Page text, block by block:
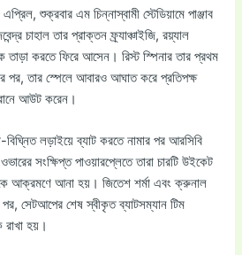
শুক্রবার এম চিন্নাস্বামী স্টেডিয়ামে পাঞ্জাব
চাহাল তার প্রাক্তন ফ্র্যাঞ্চাইজি, রয়্যাল
তাড়া করতে ফিরে আসেন। রিস্ট স্পিনার তার প্রথম
পর, তার স্পেলে আবারও আঘাত করে প্রতিপক্ষ
আউট করেন।
বিঘ্নিত লড়াইয়ে ব্যাট করতে নামার পর আরসিবি
সংক্ষিপ্ত পাওয়ারপ্লেতে তারা চারটি উইকেট
আক্রমণে আনা হয়। জিতেশ শর্মা এবং ক্রুনাল
সেটআপের শেষ স্বীকৃত ব্যাটসম্যান টিম
রাখা হয়।